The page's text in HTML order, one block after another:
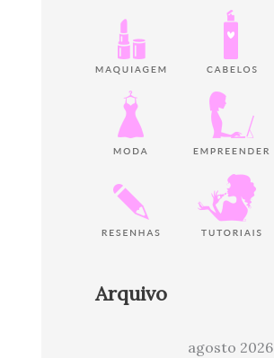
Arquivo
agosto 2026